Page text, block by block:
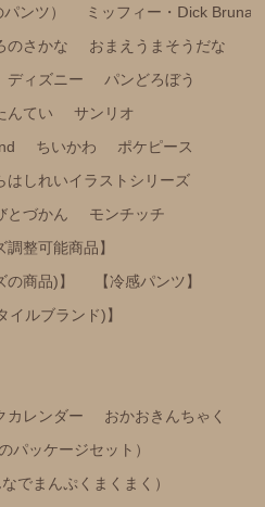
ンツ）
ミッフィー・Ⅾick Bruna
のさかな
おまえうまそうだな
ディズニー
パンどろぼう
んてい
サンリオ
ちいかわ
ポケピース
はしれいイラストシリーズ
とづかん
モンチッチ
調整可能商品】
の商品)】
【冷感パンツ】
イルブランド)】
カレンダー
おかおきんちゃく
パッケージセット）
でまんぷくまくまく）